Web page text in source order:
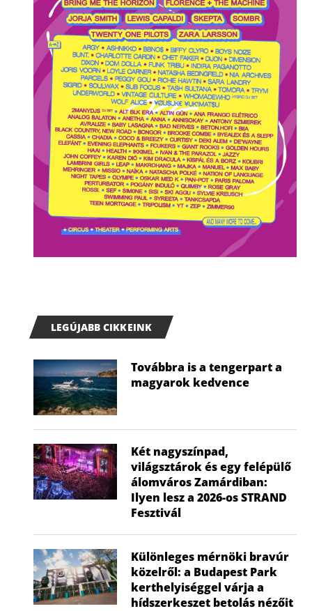
LEGÚJABB CIKKEINK
Továbbra is a tengerpart a
magyarok kedvence
Két nagyszínpad,
világsztárok és egy felépülő
álomváros Zamárdiban:
Ilyen lesz a 2026-os STRAND
Fesztivál
Különleges mérnöki bravúr
közelről: a Budapest Park
kerthelyiséggel várja a
hídszerkeszet betolás nézőit